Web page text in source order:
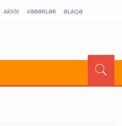
ARXİV XƏBƏRLƏR ƏLAQƏ